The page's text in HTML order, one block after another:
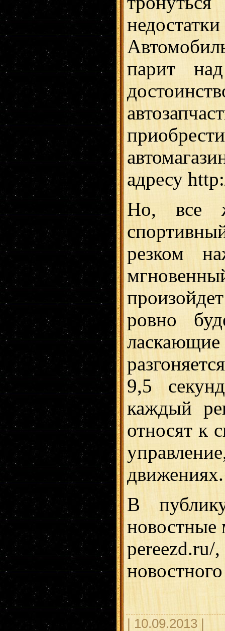
парит
адресу
Но,
резком
ровно
ласкающие
9,5
каждый
относят к
движениях.
В
новостные
| 10.09.2013 |